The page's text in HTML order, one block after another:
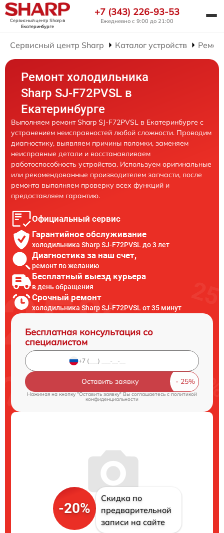
Сервисный центр Sharpв
Екатеринбурге
+7 (343) 226-93-53
Ежедневно с 9:00 до 21:00
Сервисный центр Sharp Каталог устройств
Ремонт холодильника
Sharp SJ-F72PVSL в
Екатеринбурге
Выполняем ремонт Sharp SJ-F72PVSL в Екатеринбурге с
устранением неисправностей любой сложности. Проводим
диагностику, выявляем причины поломки, заменяем
неисправные детали и восстанавливаем
работоспособность устройства. Используем оригинальные
или рекомендованные производителем запчасти, после
ремонта выполняем проверку всех функций и
предоставляем гарантию.
Официальный сервис
Гарантийное обслуживание
холодильника Sharp SJ-F72PVSL до 3 лет
Диагностика за наш счет,
ремонт по желанию
Бесплатный выезд курьера
в день обращения
Срочный ремонт
холодильника Sharp SJ-F72PVSL от 35 минут
Бесплатная консультация со
специалистом
Оставить заявку
Нажимая на кнопку "Оставить заявку" Вы соглашаетесь cполитикой
конфиденциальности
-20%
Скидка по
предварительной
записи на сайте